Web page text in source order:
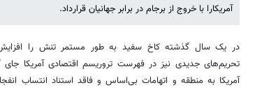
آمریکارا با خروج از برجام در برابر جهانیان قرارداد.
در یک سال گذشته کاخ سفید به طور مستمر تنش را
تحریم‌های جدیدی نیز در فهرست تروریسم اقتصادی آمریکا
آمریکا به منطقه و اتهامات بی‌اساس و فاقد استناد انتساب